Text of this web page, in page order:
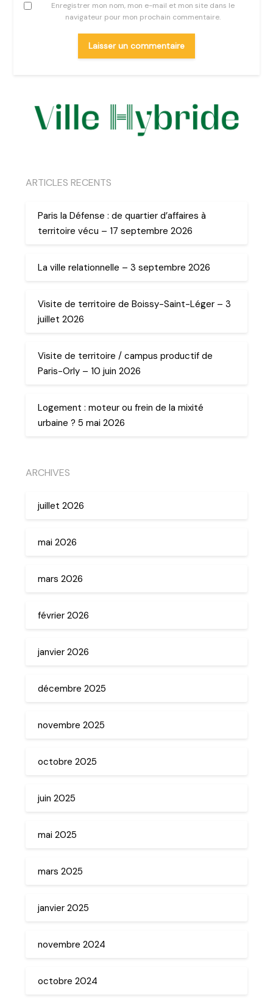
Enregistrer mon nom, mon e-mail et mon site dans le
navigateur pour mon prochain commentaire.
ARTICLES RECENTS
Paris la Défense : de quartier d’affaires à
territoire vécu – 17 septembre 2026
La ville relationnelle – 3 septembre 2026
Visite de territoire de Boissy-Saint-Léger – 3
juillet 2026
Visite de territoire / campus productif de
Paris-Orly – 10 juin 2026
Logement : moteur ou frein de la mixité
urbaine ? 5 mai 2026
ARCHIVES
juillet 2026
mai 2026
mars 2026
février 2026
janvier 2026
décembre 2025
novembre 2025
octobre 2025
juin 2025
mai 2025
mars 2025
janvier 2025
novembre 2024
octobre 2024